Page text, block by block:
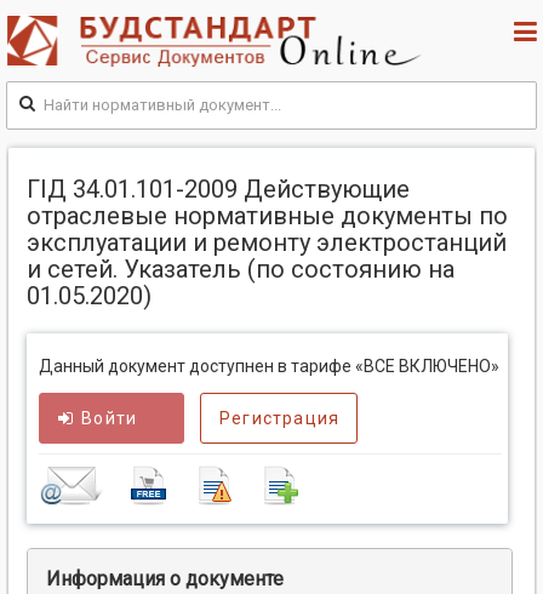
ГІД 34.01.101-2009 Действующие
отраслевые нормативные документы по
эксплуатации и ремонту электростанций
и сетей. Указатель (по состоянию на
01.05.2020)
Данный документ доступнен в тарифе «ВСЕ ВКЛЮЧЕНО»
Войти Регистрация
Информация о документе